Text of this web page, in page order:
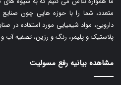
متعدد، شما را با حوزه هایی چون
دارویی، مواد شیمیایی مورد استفاده در
پلاستیک و پلیمر، رنگ و رزین، تصفیه آب و
مشاهده بیانیه رفع مسولیت